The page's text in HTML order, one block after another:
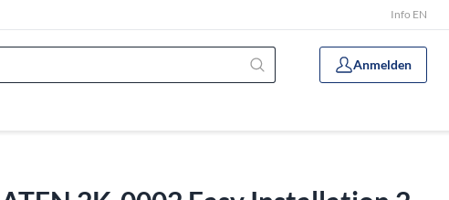
Info EN
Anmelden